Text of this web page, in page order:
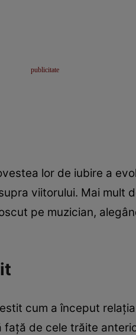
lor de iubire a
viitorului. Mai mult
pe muzician,
cum a început
de cele trăite